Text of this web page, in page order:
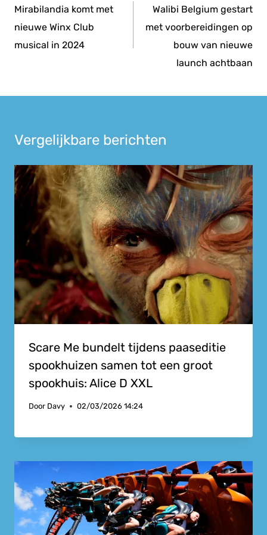
navigatie
Mirabilandia komt met
nieuwe Winx Club
musical in 2024
Walibi Belgium gestart
met voorbereidingen op
bouw van nieuwe
launch achtbaan
Vergelijkbare berichten
Scare Me bundelt tijdens paaseditie
spookhuizen samen tot een groot
spookhuis: Alice D XXL
Door Davy 02/03/2026 14:24